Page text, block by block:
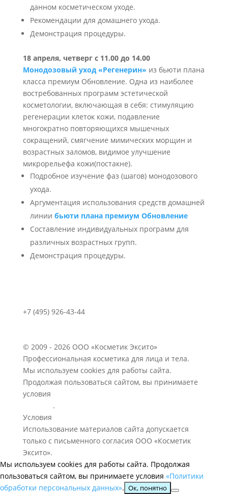
данном косметическом уходе.
Рекомендации для домашнего ухода.
Демонстрация процедуры.
18 апреля, четверг с 11.00 до 14.00
Монодозовый уход «Регенерин» из бьюти плана
класса премиум Обновление. Одна из наиболее
востребованных программ эстетической
косметологии, включающая в себя: стимуляцию
регенерации клеток кожи, подавление
многократно повторяющихся мышечных
сокращений, смягчение мимических морщин и
возрастных заломов, видимое улучшение
микрорельефа кожи(постакне).
Подробное изучение фаз (шагов) монодозового
ухода.
Аргументация использования средств домашней
линии бьюти плана премиум Обновление
Составление индивидуальных программ для
различных возрастных групп.
Демонстрация процедуры.
+7 (495) 926-43-44
© 2009 - 2026 ООО «Косметик Эксито»
Профессиональная косметика для лица и тела.
Мы используем cookies для работы сайта.
Продолжая пользоваться сайтом, вы принимаете
условия
.
Условия
Использование материалов сайта допускается
только с письменного согласия ООО «Косметик
Эксито».
Мы используем cookies для работы сайта. Продолжая
пользоваться сайтом, вы принимаете условия «Политики
обработки персональных данных». Ок, понятно